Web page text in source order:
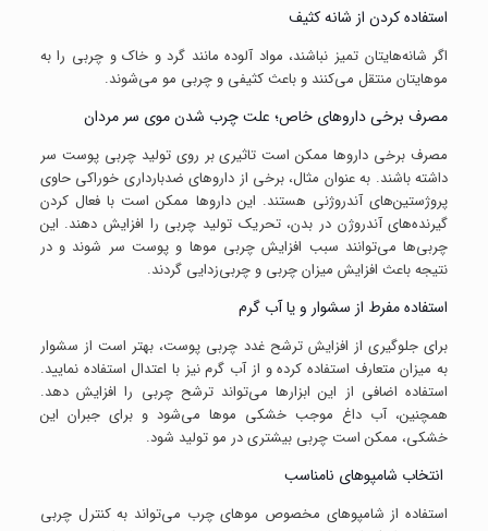
استفاده کردن از شانه‌ کثیف
اگر شانه‌هایتان تمیز نباشند، مواد آلوده مانند گرد و خاک و چربی را به
موهایتان منتقل می‌کنند و باعث کثیفی و چربی مو می‌شوند.
مصرف برخی داروهای خاص؛ علت چرب شدن موی سر مردان
مصرف برخی داروها ممکن است تاثیری بر روی تولید چربی پوست سر
داشته باشند. به عنوان مثال، برخی از داروهای ضدبارداری خوراکی حاوی
پروژستین‌های آندروژنی هستند. این داروها ممکن است با فعال کردن
گیرنده‌های آندروژن در بدن، تحریک تولید چربی را افزایش دهند. این
چربی‌ها می‌توانند سبب افزایش چربی موها و پوست سر شوند و در
نتیجه باعث افزایش میزان چربی و چربی‌زدایی گردند.
استفاده مفرط از سشوار و یا آب گرم
برای جلوگیری از افزایش ترشح غدد چربی پوست، بهتر است از سشوار
به میزان متعارف استفاده کرده و از آب گرم نیز با اعتدال استفاده نمایید.
استفاده اضافی از این ابزارها می‌تواند ترشح چربی را افزایش دهد.
همچنین، آب داغ موجب خشکی موها می‌شود و برای جبران این
خشکی، ممکن است چربی بیشتری در مو تولید شود.
انتخاب شامپوهای نامناسب
استفاده از شامپوهای مخصوص موهای چرب می‌تواند به کنترل چربی